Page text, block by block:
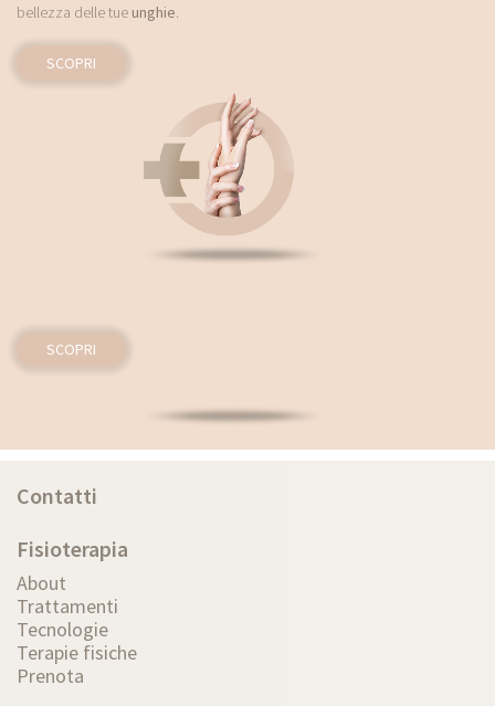
bellezza delle tue unghie.
SCOPRI
SCOPRI
Contatti
Fisioterapia
About
Trattamenti
Tecnologie
Terapie fisiche
Prenota